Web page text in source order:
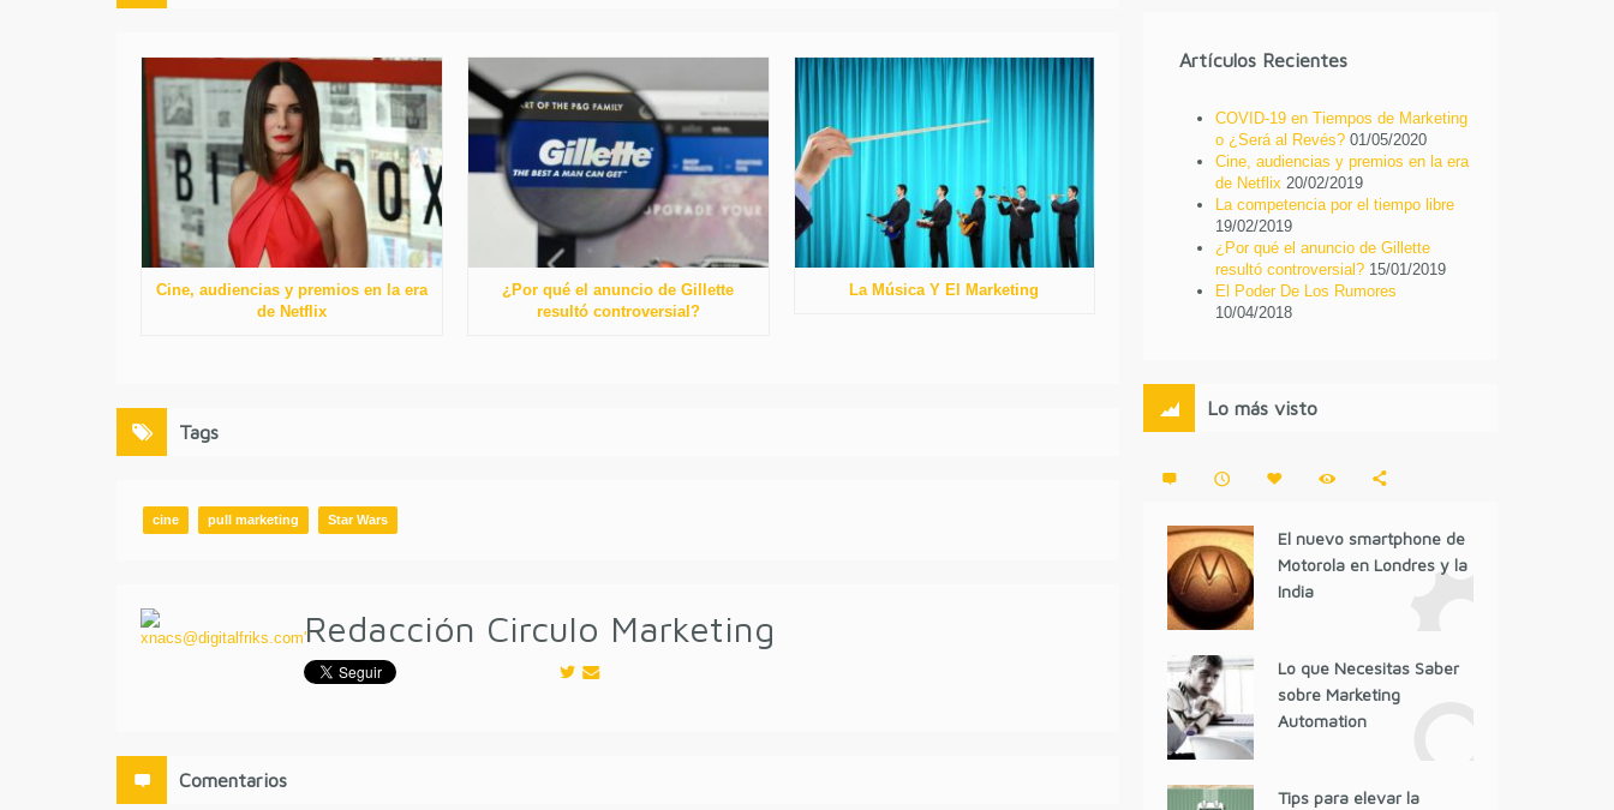
Cine, audiencias y premios en la era
de Netflix
¿Por qué el anuncio de Gillette
resultó controversial?
La Música Y El Marketing
Tags
cine pull marketing Star Wars
Redacción Circulo Marketing
Comentarios
Artículos Recientes
COVID-19 en Tiempos de Marketing
o ¿Será al Revés? 01/05/2020
Cine, audiencias y premios en la era
de Netflix 20/02/2019
La competencia por el tiempo libre
19/02/2019
¿Por qué el anuncio de Gillette
resultó controversial? 15/01/2019
El Poder De Los Rumores
10/04/2018
Lo más visto
El nuevo smartphone de
Motorola en Londres y la
India
Lo que Necesitas Saber
sobre Marketing
Automation
Tips para elevar la